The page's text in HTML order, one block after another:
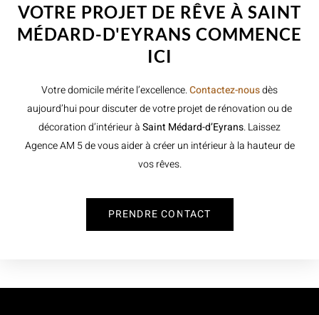
VOTRE PROJET DE RÊVE À SAINT
MÉDARD-D'EYRANS COMMENCE
ICI
Votre domicile mérite l’excellence.Contactez-nousdès
aujourd’hui pour discuter de votre projet de rénovation ou de
décoration d’intérieur àSaint Médard-d’Eyrans. Laissez
Agence AM 5 de vous aider à créer un intérieur à la hauteur de
vos rêves.
PRENDRE CONTACT